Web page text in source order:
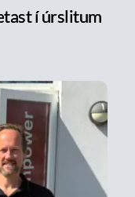
í úrslitum